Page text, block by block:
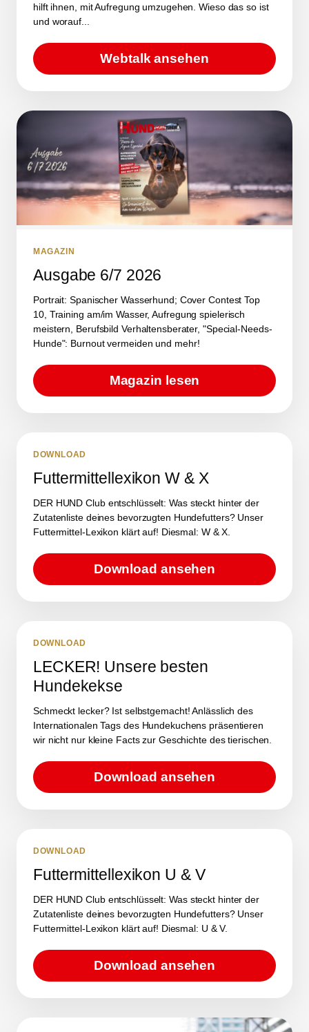
hilft ihnen, mit Aufregung umzugehen. Wieso das so ist
und worauf...
Webtalk ansehen
MAGAZIN
Ausgabe 6/7 2026
Portrait: Spanischer Wasserhund; Cover Contest Top
10, Training am/im Wasser, Aufregung spielerisch
meistern, Berufsbild Verhaltensberater, "Special-Needs-
Hunde": Burnout vermeiden und mehr!
Magazin lesen
DOWNLOAD
Futtermittellexikon W & X
DER HUND Club entschlüsselt: Was steckt hinter der
Zutatenliste deines bevorzugten Hundefutters? Unser
Futtermittel-Lexikon klärt auf! Diesmal: W & X.
Download ansehen
DOWNLOAD
LECKER! Unsere besten
Hundekekse
Schmeckt lecker? Ist selbstgemacht! Anlässlich des
Internationalen Tags des Hundekuchens präsentieren
wir nicht nur kleine Facts zur Geschichte des tierischen.
Download ansehen
DOWNLOAD
Futtermittellexikon U & V
DER HUND Club entschlüsselt: Was steckt hinter der
Zutatenliste deines bevorzugten Hundefutters? Unser
Futtermittel-Lexikon klärt auf! Diesmal: U & V.
Download ansehen